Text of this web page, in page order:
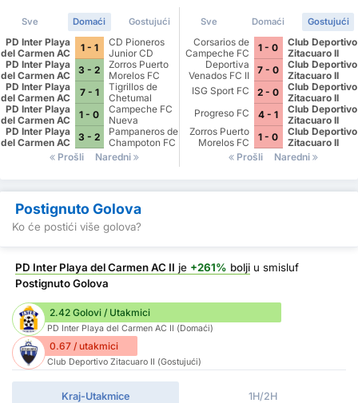
Sve Domaći Gostujući
PD Inter Playa
del Carmen AC
II
1 - 1
CD Pioneros
Junior CD
Pioneros de
Cancun II
PD Inter Playa
del Carmen AC
II
3 - 2
Zorros Puerto
Morelos FC
PD Inter Playa
del Carmen AC
II
7 - 1
Tigrillos de
Chetumal
PD Inter Playa
del Carmen AC
II
1 - 0
Campeche FC
Nueva
Generacion
PD Inter Playa
del Carmen AC
II
3 - 2
Pampaneros de
Champoton FC
Prošli
Naredni
Sve Domaći Gostujući
Corsarios de
Campeche FC
1 - 0
Club Deportivo
Zitacuaro II
Deportiva
Venados FC II
7 - 0
Club Deportivo
Zitacuaro II
ISG Sport FC
2 - 0
Club Deportivo
Zitacuaro II
Progreso FC
4 - 1
Club Deportivo
Zitacuaro II
Zorros Puerto
Morelos FC
1 - 0
Club Deportivo
Zitacuaro II
Prošli
Naredni
Postignuto Golova
Ko će postići više golova?
PD Inter Playa del Carmen AC II je +261% bolji u smisluf
Postignuto Golova
2.42 Golovi / Utakmici
PD Inter Playa del Carmen AC II (Domaći)
0.67 / utakmici
Club Deportivo Zitacuaro II (Gostujući)
Kraj-Utakmice 1H/2H